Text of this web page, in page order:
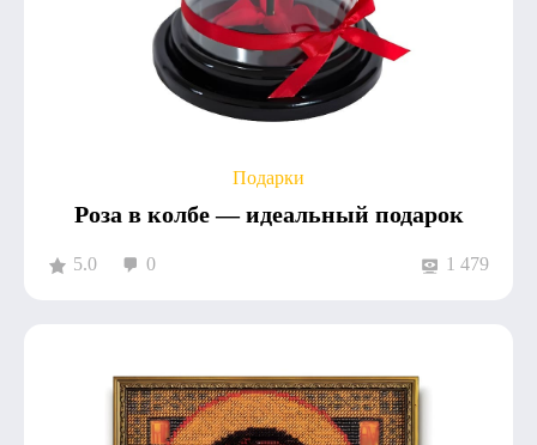
Подарки
Роза в колбе — идеальный подарок
5.0 0 1 479